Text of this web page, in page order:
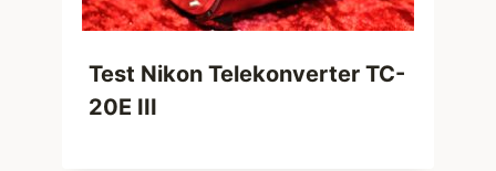
Test Nikon Telekonverter TC-
20E III